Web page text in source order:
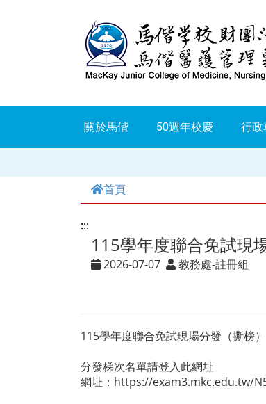
容
關於馬偕 50週年校慶 行政
首頁
:::
115學年度聯合免試現
2026-07-07 教務處-註冊組
115學年度聯合免試現場分發（撕榜
分發梯次名單請登入此網址
網址：https://exam3.mkc.edu.tw/